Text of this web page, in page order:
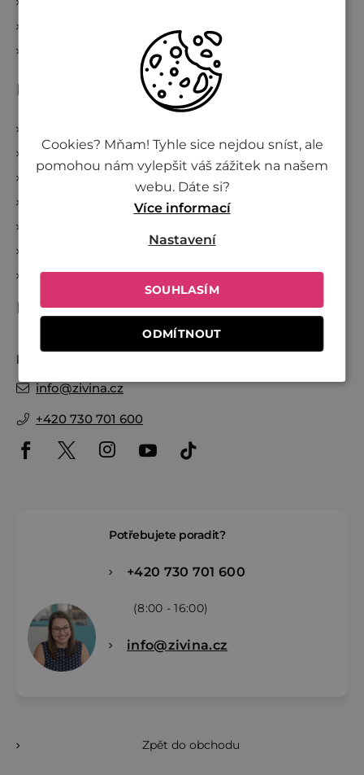
Dále pro vás máme
Recepty
Blog
Reklamace a zrušení objednávky
Věrnostní program
Přidej se k Živině
Kontakt
Nikol
info@zivina.cz
+420 730 701 600
Potřebujete poradit?
+420 730 701 600
(8:00 - 16:00)
info@zivina.cz
Zpět do obchodu
Cookies? Mňam! Tyhle sice nejdou sníst, ale
pomohou nám vylepšit váš zážitek na našem
webu. Dáte si?
Více informací
SOUHLASÍM
ODMÍTNOUT
Nastavení